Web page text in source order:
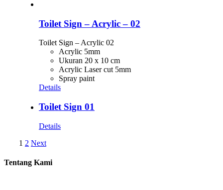
Toilet Sign – Acrylic – 02
Toilet Sign – Acrylic 02
Acrylic 5mm
Ukuran 20 x 10 cm
Acrylic Laser cut 5mm
Spray paint
Details
Toilet Sign 01
Details
1 2 Next
Tentang Kami